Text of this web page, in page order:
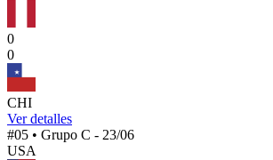
0
0
CHI
Ver detalles
#05 • Grupo C - 23/06
USA